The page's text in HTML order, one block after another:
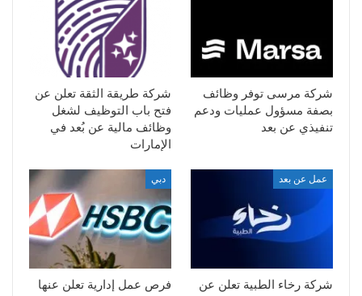
شركة مرسى توفر وظائف
بصفة مسؤول عمليات ودعم
تنفيذي عن بعد
شركة طريقة الثقة تعلن عن
فتح باب التوظيف لشغل
وظائف مالية عن بُعد في
الإمارات
عمل عن بعد
شركة رخاء الطبية تعلن عن
دبي
فرص عمل إدارية تعلن عنها